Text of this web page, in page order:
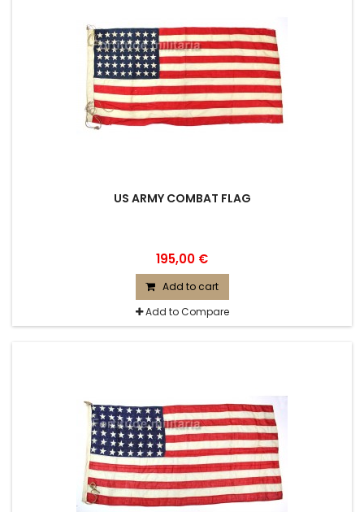
US ARMY COMBAT FLAG
195,00 €
Add to cart
Add to Compare